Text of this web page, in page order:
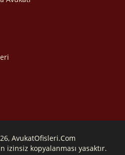
AvukatOfisleri.Com
kopyalanması yasaktır.